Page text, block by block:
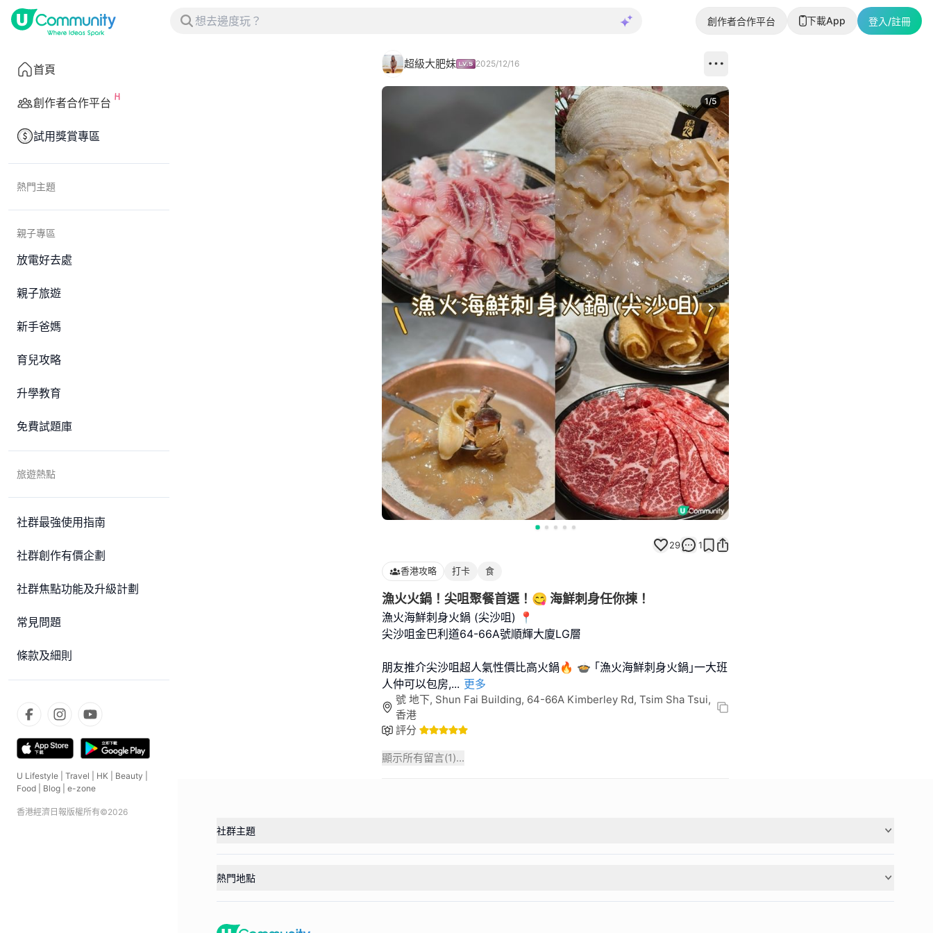
創作者合作平台 下載App 登入/註冊
首頁
創作者合作平台
試用獎賞專區
熱門主題
親子專區
放電好去處
親子旅遊
新手爸媽
育兒攻略
升學教育
免費試題庫
旅遊熱點
社群最強使用指南
社群創作有價企劃
社群焦點功能及升級計劃
常見問題
條款及細則
U Lifestyle Travel HK Beauty
Food
Blog e-zone
香港經濟日報版權所有©2026
超級大肥妹 2025/12/16
Next slide
1/5
29 1
香港攻略 打卡 食
漁火火鍋！尖咀聚餐首選！😋 海鮮刺身任你揀！
漁火海鮮刺身火鍋 (尖沙咀) 📍
尖沙咀金巴利道64-66A號順輝大廈LG層
朋友推介尖沙咀超人氣性價比高火鍋🔥 🍲 ｢漁火海鮮刺身火鍋｣一大班
人仲可以包房,... 更多
號 地下, Shun Fai Building, 64-66A Kimberley Rd, Tsim Sha Tsui,
香港
評分
顯示所有留言(1)...
社群主題
熱門地點